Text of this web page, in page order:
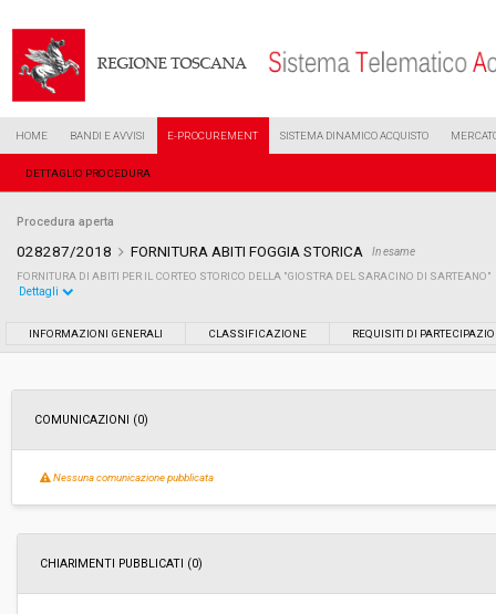
HOME BANDI E AVVISI E-PROCUREMENT SISTEMA DINAMICO ACQUISTO
DETTAGLIO PROCEDURA
Procedura aperta
028287/2018 FORNITURA ABITI FOGGIA STORICA
In esame
FORNITURA DI ABITI PER IL CORTEO STORICO DELLA "GIOSTRA DEL SARACINO DI SARTEANO"
Data pubblicazione:
Svolgimento:
Dettagli
INFORMAZIONI GENERALI CLASSIFICAZIONE REQUISITI DI
COMUNICAZIONI (0)
Nessuna comunicazione pubblicata
CHIARIMENTI PUBBLICATI (0)